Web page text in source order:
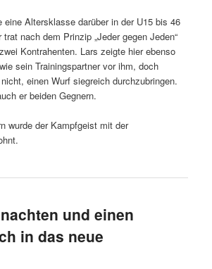
eine Altersklasse darüber in der U15 bis 46
nach dem Prinzip „Jeder gegen Jeden“
Kontrahenten. Lars zeigte hier ebenso
sein Trainingspartner vor ihm, doch
einen Wurf siegreich durchzubringen.
er beiden Gegnern.
wurde der Kampfgeist mit der
und einen
in das neue